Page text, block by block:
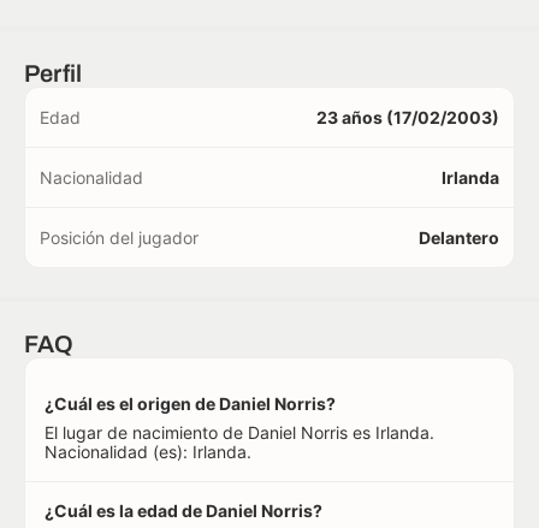
Perfil
Edad 23 años (17/02/2003)
Nacionalidad Irlanda
Posición del jugador Delantero
FAQ
¿Cuál es el origen de Daniel Norris?
El lugar de nacimiento de Daniel Norris es Irlanda.
Nacionalidad (es): Irlanda.
¿Cuál es la edad de Daniel Norris?